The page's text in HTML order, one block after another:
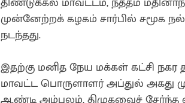
முன்னேற்றக் கழகம் சார்பில் சமூக
நடந்தது.
இதற்கு மனித நேய மக்கள் கட்சி நகர
மாவட்ட பொருளாளர் அப்துல் அகது